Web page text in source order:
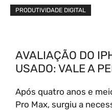
PRODUTIVIDADE DIGITAL
AVALIAÇÃO DO
USADO: VALE A
Após quatro anos e
Pro Max, surgiu a